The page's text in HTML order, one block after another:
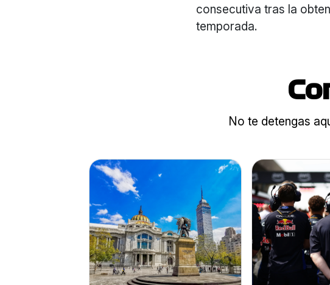
consecutiva tras la
temporada.
No te detengas